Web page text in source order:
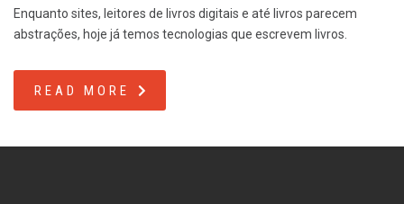
Enquanto sites, leitores de livros digitais e até livros parecem
abstrações, hoje já temos tecnologias que escrevem livros.
READ MORE